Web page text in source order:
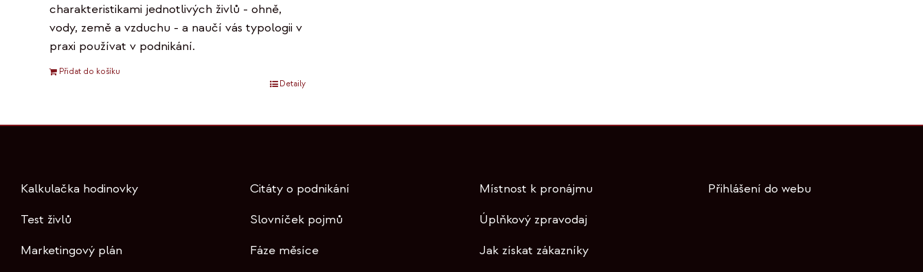
charakteristikami jednotlivých živlů - ohně,
vody, země a vzduchu - a naučí vás typologii v
praxi používat v podnikání.
Přidat do košíku
Detaily
Kalkulačka hodinovky
Test živlů
Marketingový plán
Citáty o podnikání
Slovníček pojmů
Fáze měsíce
Místnost k pronájmu
Úplňkový zpravodaj
Jak získat zákazníky
Přihlášení do webu